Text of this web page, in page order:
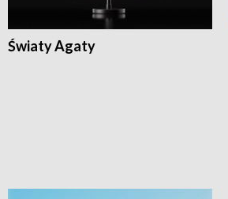
Światy Agaty